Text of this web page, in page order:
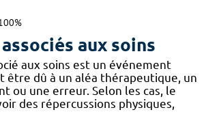
aux soins
aux soins est un événement
être dû à un aléa thérapeutique, un
ou une erreur. Selon les cas, le
des répercussions physiques,